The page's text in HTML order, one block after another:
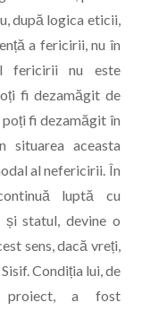
după logica eticii,
a fericirii, nu în
fericirii nu este
fi dezamăgit de
fi dezamăgit în
aceasta
al nefericirii. În
luptă cu
și statul, devine o
sens, dacă vreți,
Condiția lui, de
proiect, a fost